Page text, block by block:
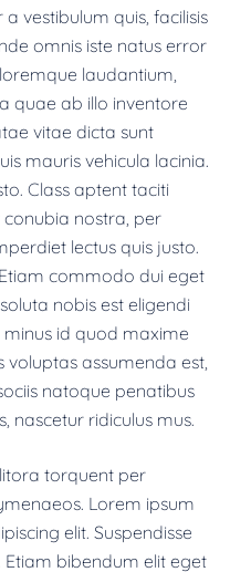
vestibulum quis, facilisis
omnis iste natus error
laudantium,
quae ab illo inventore
vitae dicta sunt
mauris vehicula lacinia.
Class aptent taciti
nostra, per
lectus quis justo.
commodo dui eget
nobis est eligendi
id quod maxime
assumenda est,
natoque penatibus
nascetur ridiculus mus.
torquent per
Lorem ipsum
elit. Suspendisse
Etiam bibendum elit eget